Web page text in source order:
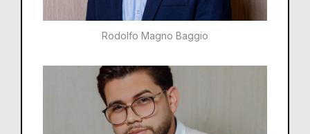
Rodolfo Magno Baggio​​